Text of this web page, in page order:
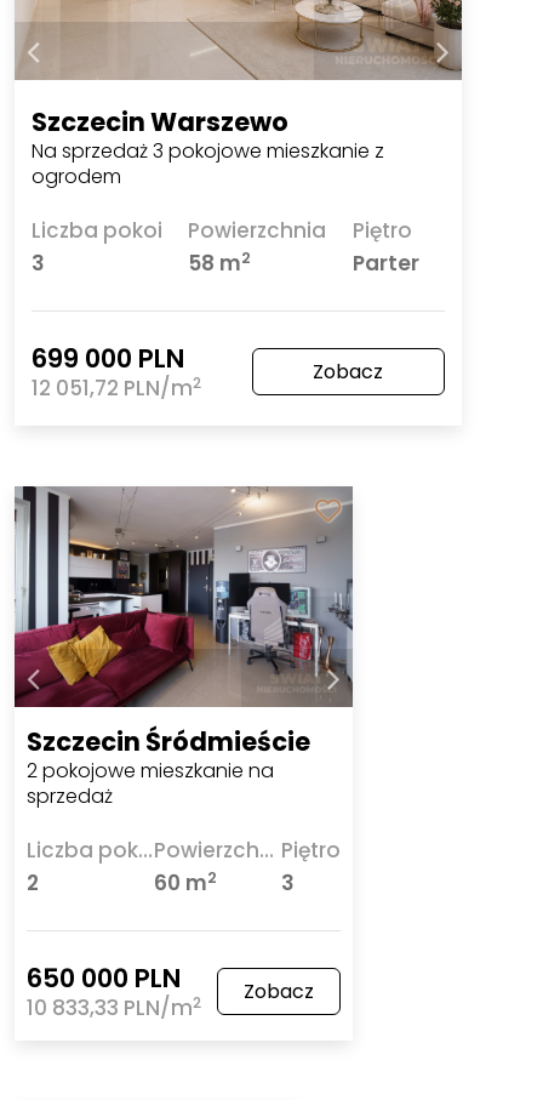
Szczecin Warszewo
Na sprzedaż 3 pokojowe mieszkanie z
ogrodem
Liczba pokoi
3
Powierzchnia
58 m2
Piętro
Parter
699 000 PLN
12 051,72 PLN/m2 Zobacz
Szczecin Śródmieście
2 pokojowe mieszkanie na
sprzedaż
Liczba pokoi
2
Powierzchnia
60 m2
Piętro
3
650 000 PLN
10 833,33 PLN/m2 Zobacz